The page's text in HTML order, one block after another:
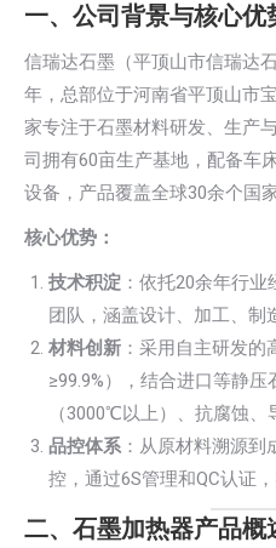
一、公司背景与核心优
信瑞达石墨（平顶山市信瑞达
年，总部位于河南省平顶山市
家专注于石墨材料研发、生产
司拥有60亩生产基地，配备车
设备，产品覆盖全球30余个国
核心优势：
技术积淀 ：依托20余年行
团队，涵盖设计、加工、制
材料创新 ：采用自主研发
≥99.9%），结合进口等静
（3000℃以上）、抗腐蚀、
品控体系：从原材料溯源到
控，通过6S管理和QC认证，
二、石墨加热器产品概